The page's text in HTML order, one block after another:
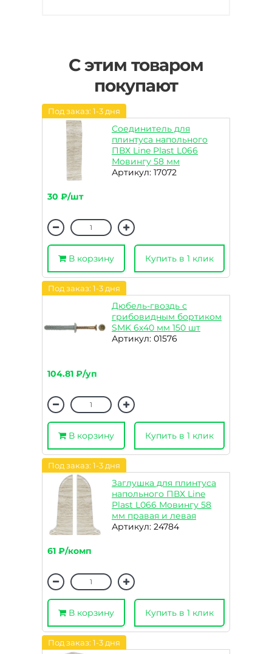
С этим товаром
покупают
Под заказ: 1-3 дня
Соединитель для
плинтуса напольного
ПВХ Line Plast L066
Мовингу 58 мм
Артикул: 17072
30 ₽/шт
В корзину Купить в 1 клик
Под заказ: 1-3 дня
Дюбель-гвоздь с
грибовидным бортиком
SMK 6х40 мм 150 шт
Артикул: 01576
104.81 ₽/уп
В корзину Купить в 1 клик
Под заказ: 1-3 дня
Заглушка для плинтуса
напольного ПВХ Line
Plast L066 Мовингу 58
мм правая и левая
Артикул: 24784
61 ₽/комп
В корзину Купить в 1 клик
Под заказ: 1-3 дня